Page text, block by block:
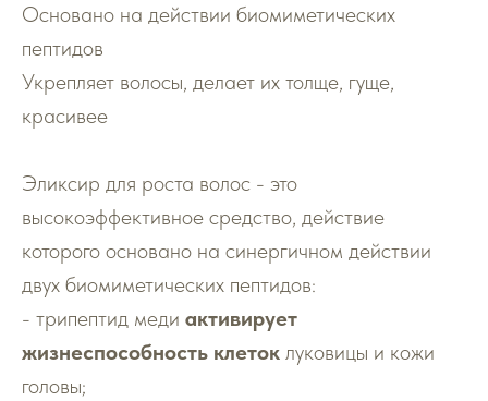
Основано на действии биомиметических
пептидов
Укрепляет волосы, делает их толще, гуще,
красивее
Эликсир для роста волос - это
высокоэффективное средство, действие
которого основано на синергичном действии
двух биомиметических пептидов:
- трипептид меди активирует
жизнеспособность клеток луковицы и кожи
головы;